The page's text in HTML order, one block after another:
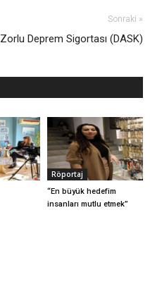
Sonraki »
Zorlu Deprem Sigortası (DASK)
Röportaj
“En büyük hedefim
insanları mutlu etmek”